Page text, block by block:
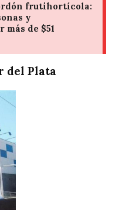
del Plata